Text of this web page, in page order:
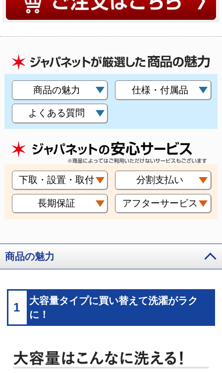
商品の魅力 仕様・付属品
よくある質問
下取・設置・取付 分割支払い
長期保証 アフターサービス
商品の魅力
1
大容量タイプに買い替えて洗濯がラク
に！